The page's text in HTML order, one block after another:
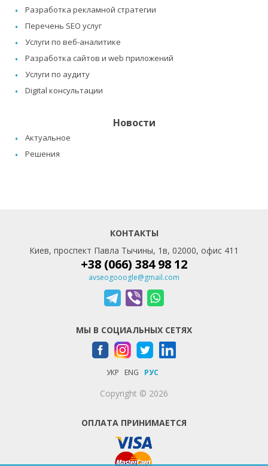
Разработка рекламной стратегии
Перечень SEO услуг
Услуги по веб-аналитике
Разработка сайтов и web приложений
Услуги по аудиту
Digital консультации
Новости
Актуальное
Решения
КОНТАКТЫ
Киев, проспект Павла Тычины, 1в, 02000, офис 411
+38 (066) 384 98 12
avseogooogle@gmail.com
МЫ В СОЦИАЛЬНЫХ СЕТЯХ
УКР ENG РУС
Copyright © 2026
ОПЛАТА ПРИНИМАЕТСЯ